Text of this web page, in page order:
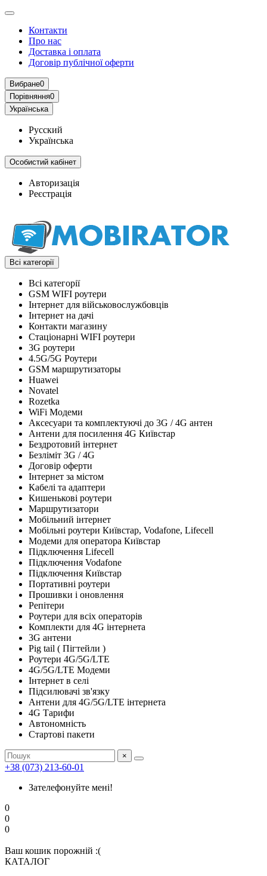
Контакти
Про нас
Доставка і оплата
Договір публічної оферти
Вибране0
Порівняння0
Українська
Русский
Українська
Особистий кабінет
Авторизація
Реєстрація
Всі категорії
Всі категорії
GSM WIFI роутери
Інтернет для військовослужбовців
Інтернет на дачі
Контакти магазину
Стаціонарні WIFI роутери
3G роутери
4.5G/5G Роутери
GSM маршрутизаторы
Huawei
Novatel
Rozetka
WiFi Модеми
Аксесуари та комплектуючі до 3G / 4G антен
Антени для посилення 4G Київстар
Бездротовий інтернет
Безліміт 3G / 4G
Договір оферти
Інтернет за містом
Кабелі та адаптери
Кишенькові роутери
Маршрутизатори
Мобільний інтернет
Мобільні роутери Київстар, Vodafone, Lifecell
Модеми для оператора Київстар
Підключення Lifecell
Підключення Vodafone
Підключення Київстар
Портативні роутери
Прошивки і оновлення
Репітери
Роутери для всіх операторів
Комплекти для 4G інтернета
3G антени
Pig tail ( Пігтейли )
Роутери 4G/5G/LTE
4G/5G/LTE Модеми
Інтернет в селі
Підсилювачі зв'язку
Антени для 4G/5G/LTE інтернета
4G Тарифи
Автономність
Стартові пакети
×
+38 (073) 213-60-01
Зателефонуйте мені!
0
0
0
Ваш кошик порожній :(
КАТАЛОГ